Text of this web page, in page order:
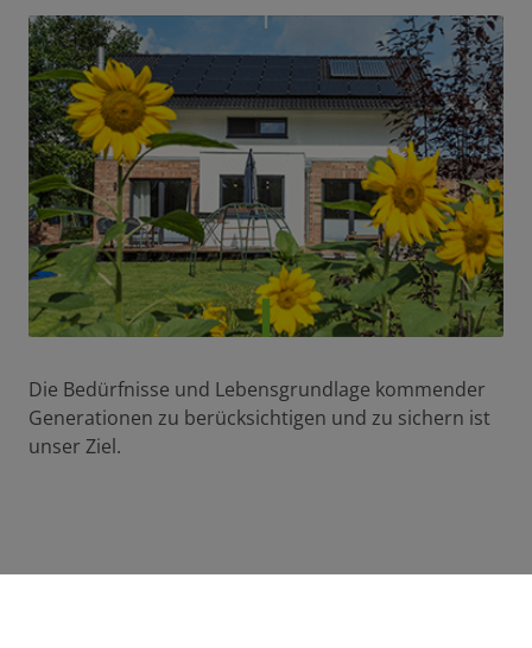
Die Bedürfnisse und Lebensgrundlage kommender
Generationen zu berücksichtigen und zu sichern ist
unser Ziel.